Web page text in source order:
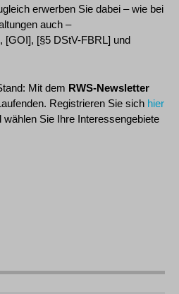
erwerben Sie dabei – wie bei
auch –
[GOI], [§5 DStV-FBRL] und
Mit dem RWS-Newsletter
Registrieren Sie sich hier
Sie Ihre Interessengebiete